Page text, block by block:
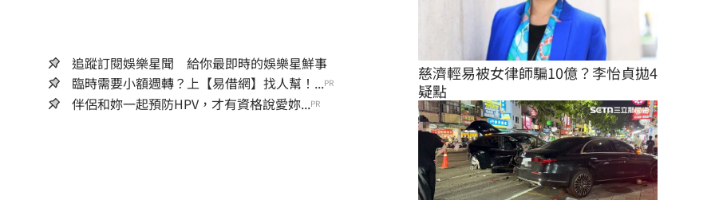
追蹤訂閱娛樂星聞 給你最即時的娛樂星鮮事
臨時需要小額週轉？上【易借網】找人幫！...PR
伴侶和妳一起預防HPV，才有資格說愛妳...PR
慈濟輕易被女律師騙10億？李怡貞拋4
疑點